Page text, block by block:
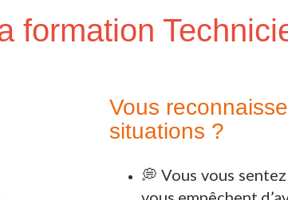
formation
Vous
situations ?
💭 Vous vous